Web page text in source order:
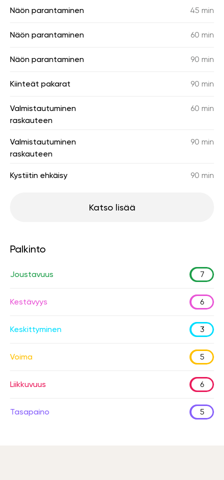
Näön parantaminen 45 min
Näön parantaminen 60 min
Näön parantaminen 90 min
Kiinteät pakarat 90 min
Valmistautuminen
raskauteen
60 min
Valmistautuminen
raskauteen
90 min
Kystiitin ehkäisy 90 min
Katso lisää
Palkinto
Joustavuus 7
Kestävyys 6
Keskittyminen 3
Voima 5
Liikkuvuus 6
Tasapaino 5